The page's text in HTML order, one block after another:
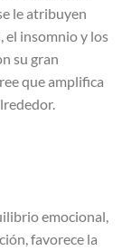
le atribuyen
el insomnio y los
su gran
que amplifica
emocional,
favorece la